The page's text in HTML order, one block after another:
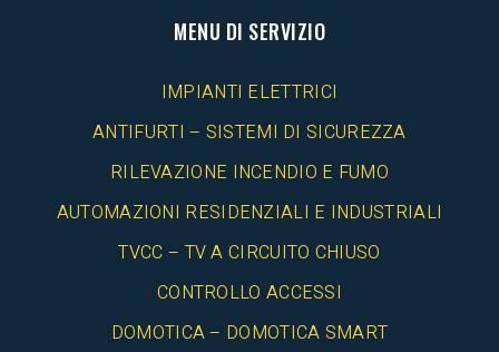
MENU DI SERVIZIO
IMPIANTI ELETTRICI
ANTIFURTI – SISTEMI DI SICUREZZA
RILEVAZIONE INCENDIO E FUMO
AUTOMAZIONI RESIDENZIALI E INDUSTRIALI
TVCC – TV A CIRCUITO CHIUSO
CONTROLLO ACCESSI
DOMOTICA – DOMOTICA SMART